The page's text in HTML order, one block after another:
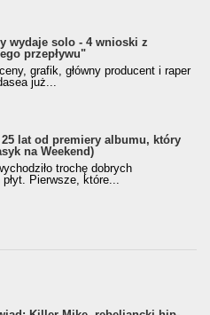
wydaje solo - 4 wnioski z
przepływu"
grafik, główny producent i raper
już...
25 lat od premiery albumu, który
na Weekend)
trochę dobrych
Pierwsze, które...